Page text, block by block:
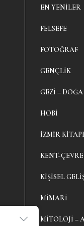
EN YENILER
FELSEFE
FOTOĞRAF
GENÇLIK
GEZI – DOĞA
HOBI
İZMIR
KENT-ÇEVRE
KIŞISEL
MIMARI
MITOLOJI –